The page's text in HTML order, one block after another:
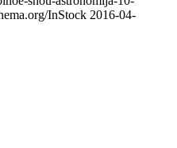
InStock 2016-04-